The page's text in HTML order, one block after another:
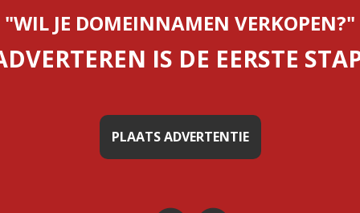
"WIL JE DOMEINNAMEN VERKOPEN?"
IS DE EERSTE
PLAATS ADVERTENTIE